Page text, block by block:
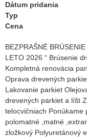
Dátum pridania
Typ
Cena
BEZPRAŠNÉ BRÚSENIE
LETO 2026 “ Brúsenie
Kompletná renovácia
Oprava drevených
Lakovanie parkiet
drevených parkiet a líšt
telocvičniach Ponúkame
polomatné ,matné
zložkový Polyuretánový